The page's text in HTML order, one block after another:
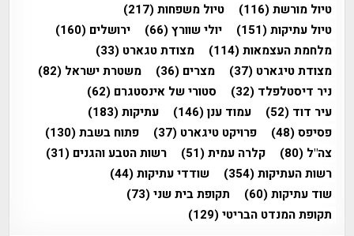
טיול מורשת(116) טיול משפחות(217)
טיול עתיקות(151) יולי שוורץ(66) ירושלים (160)
מלחמת העצמאות(114) מצודת טגארט (33)
מצודת טיגארט (37) מצרים (36) משטרת ישראל (82)
ניר דיסטלפלד (32) סטורי של אינסטגרם (62)
עיר דוד (52) עמוד ענן(146) עתיקות(183)
פסיפס(48) פרויקט טיגארט (37) פתוח בשבת(130)
צה"ל (80) קלרה עמית(51) רשות הטבע והגנים (31)
רשות העתיקות(354) שודדי עתיקות(44)
שוד עתיקות(60) תקופת בית שני(73)
תקופת המנדט הבריטי(129)